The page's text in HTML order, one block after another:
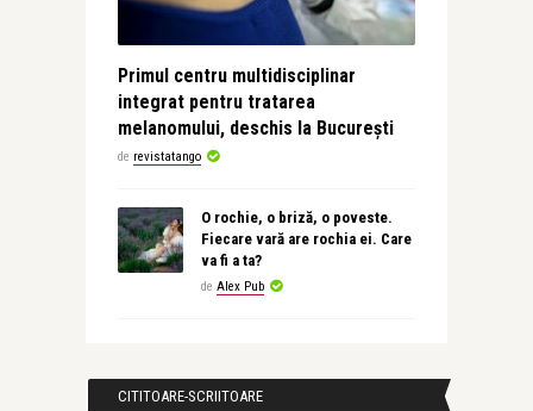
Primul centru multidisciplinar
integrat pentru tratarea
melanomului, deschis la București
de revistatango
O rochie, o briză, o poveste.
Fiecare vară are rochia ei. Care
va fi a ta?
de Alex Pub
CITITOARE-SCRIITOARE